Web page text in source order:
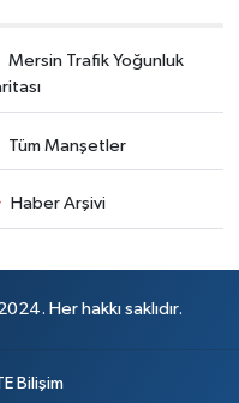
Mersin Trafik Yoğunluk
Tüm Manşetler
Haber Arşivi
Her hakkı saklıdır.
Bilişim